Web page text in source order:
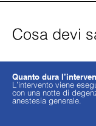
Quanto dura
L’intervento viene
con una notte di
anestesia generale.
Cosa devi